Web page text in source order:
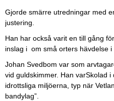
Gjorde smärre utredningar med
justering.
Han har också varit en till gång
inslag i om små orters hävdelse i
Johan Svedbom var som
vid guldskimmer. Han varSkolad
idrottsliga miljöerna, typ när
bandylag”.